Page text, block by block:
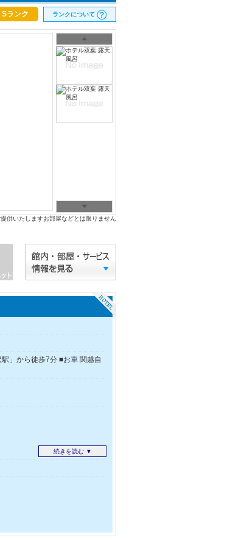
ランク ランクについて
供いたしますお部屋などとは限りません
」から徒歩7分 ■お車 関越自
続きを読む ▼